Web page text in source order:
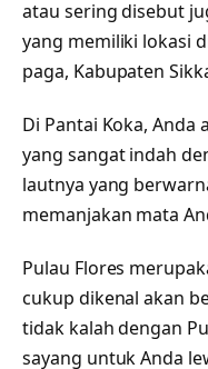
atau sering disebut
yang memiliki lokasi
paga, Kabupaten
Di Pantai Koka,
yang sangat indah
lautnya yang
memanjakan mata
Pulau Flores
cukup dikenal akan
tidak kalah dengan
sayang untuk Anda